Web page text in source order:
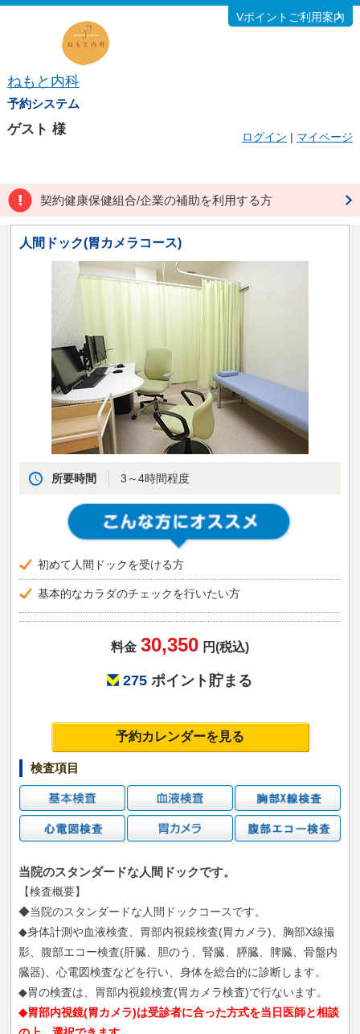
ねもと内科
予約システム
Vポイントご利用案内
ゲスト 様 ログイン | マイページ
契約健康保健組合/企業の補助を利用する方
人間ドック(胃カメラコース)
所要時間 3～4時間程度
初めて人間ドックを受ける方
基本的なカラダのチェックを行いたい方
料金 30,350 円(税込)
275ポイント貯まる
予約カレンダーを見る
検査項目
当院のスタンダードな人間ドックです。
【検査概要】
◆当院のスタンダードな人間ドックコースです。
◆身体計測や血液検査、胃部内視鏡検査(胃カメラ)、胸部X線撮
影、腹部エコー検査(肝臓、胆のう、腎臓、膵臓、脾臓、骨盤内
臓器)、心電図検査などを行い、身体を総合的に診断します。
◆胃の検査は、胃部内視鏡検査(胃カメラ検査)で行ないます。
◆胃部内視鏡(胃カメラ)は受診者に合った方式を当日医師と相談